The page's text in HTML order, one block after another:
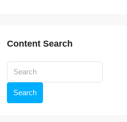
Content Search
Search